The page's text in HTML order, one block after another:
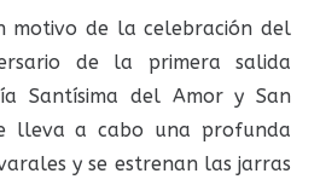
motivo de la celebración del
de la primera salida
Santísima del Amor y San
lleva a cabo una profunda
y se estrenan las jarras